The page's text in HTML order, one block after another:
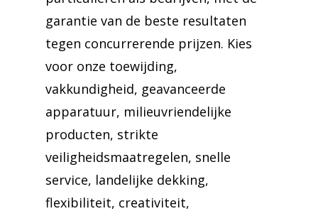
garantie van de beste resultaten
tegen concurrerende prijzen. Kies
voor onze toewijding,
vakkundigheid, geavanceerde
apparatuur, milieuvriendelijke
producten, strikte
veiligheidsmaatregelen, snelle
service, landelijke dekking,
flexibiliteit, creativiteit,